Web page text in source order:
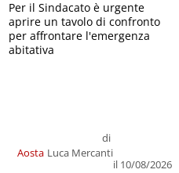
Aosta
di
Luca Mercanti
il 10/08/2026
Per il Sindacato è urgente
aprire un tavolo di confronto
per affrontare l'emergenza
abitativa